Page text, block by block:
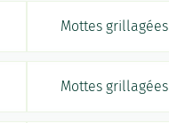
Mottes grillagées
Mottes grillagées